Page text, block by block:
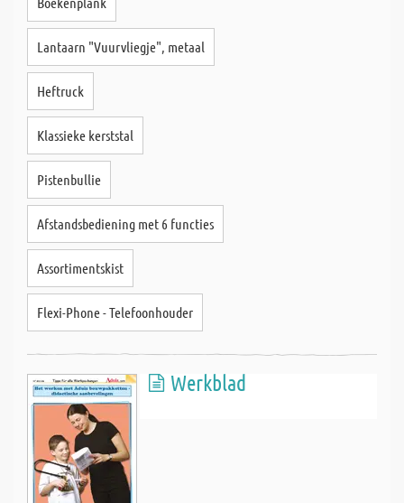
Lantaarn "Vuurvliegje", metaal
Heftruck
Klassieke kerststal
Pistenbullie
Afstandsbediening met 6 functies
Assortimentskist
Flexi-Phone - Telefoonhouder
Werkblad